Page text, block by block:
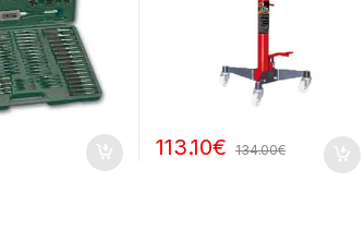
113.10€ 134.00€